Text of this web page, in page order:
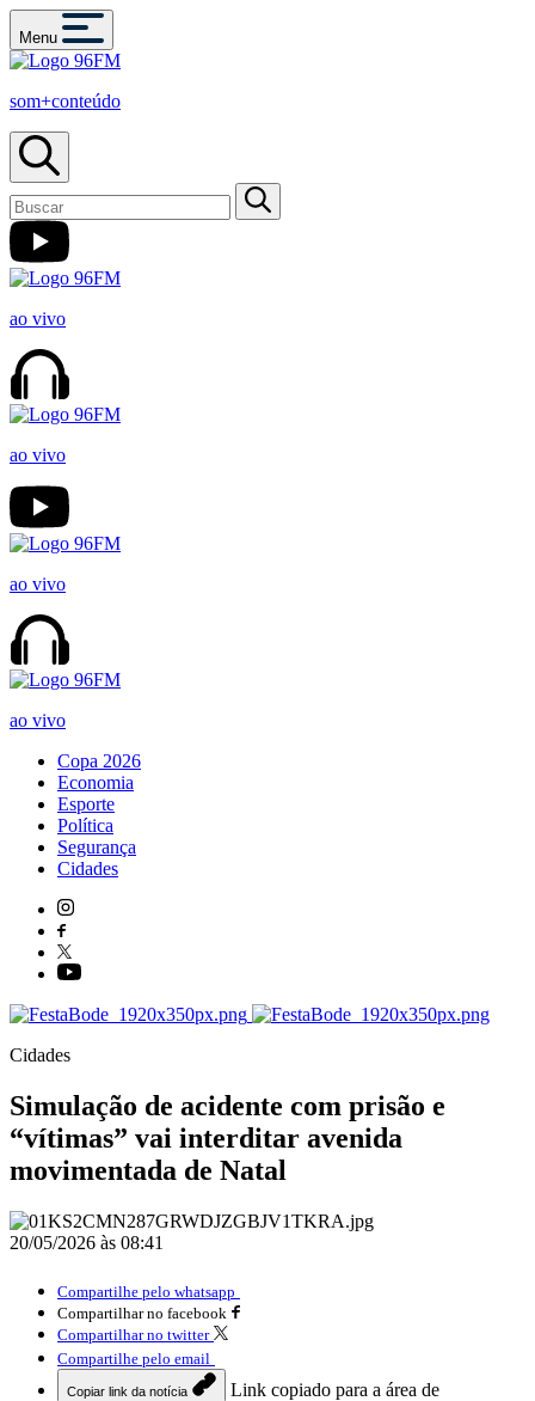
Menu
som+conteúdo
ao vivo
ao vivo
ao vivo
ao vivo
Copa 2026
Economia
Esporte
Política
Segurança
Cidades
Cidades
Simulação de acidente com prisão e
“vítimas” vai interditar avenida
movimentada de Natal
20/05/2026 às 08:41
Compartilhe pelo whatsapp
Compartilhar no facebook
Compartilhar no twitter
Compartilhe pelo email
Copiar link da notícia
Link copiado para a área de